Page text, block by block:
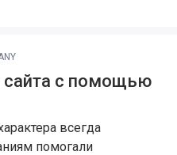
сайта с помощью
всегда
помогали